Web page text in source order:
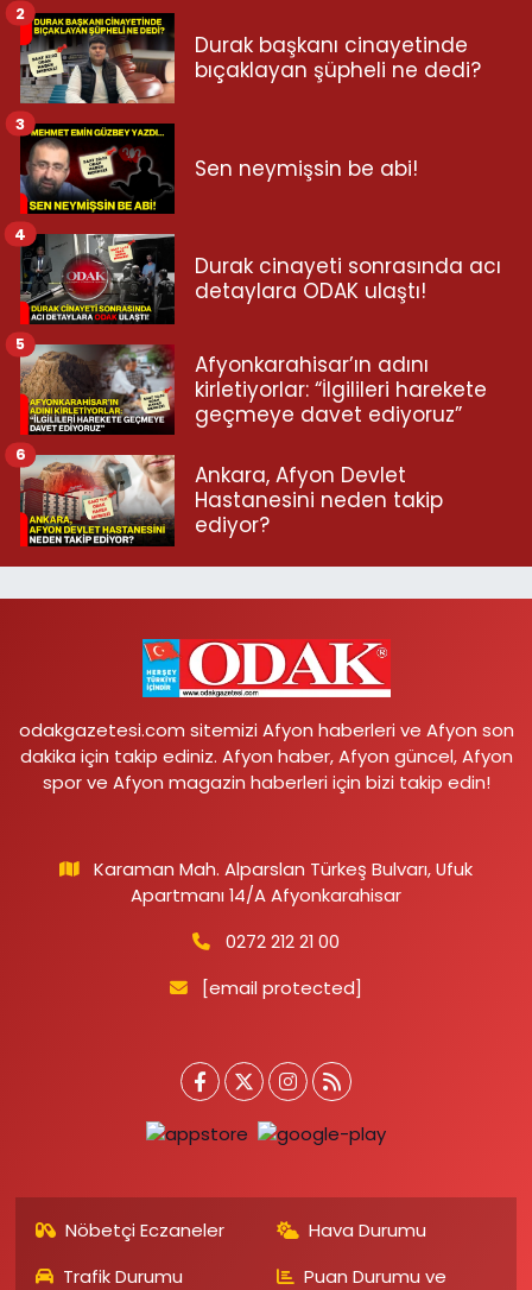
Durak başkanı cinayetinde
bıçaklayan şüpheli ne dedi?
2
Sen neymişsin be abi!
3
Durak cinayeti sonrasında acı
detaylara ODAK ulaştı!
4
Afyonkarahisar’ın adını
kirletiyorlar: “İlgilileri harekete
geçmeye davet ediyoruz”
5
Ankara, Afyon Devlet
Hastanesini neden takip
ediyor?
6
odakgazetesi.com sitemizi Afyon haberleri ve Afyon son
dakika için takip ediniz. Afyon haber, Afyon güncel, Afyon
spor ve Afyon magazin haberleri için bizi takip edin!
Karaman Mah. Alparslan Türkeş Bulvarı, Ufuk
Apartmanı 14/A Afyonkarahisar
0272 212 21 00
[email protected]
Nöbetçi Eczaneler
Hava Durumu
Trafik Durumu
Puan Durumu ve